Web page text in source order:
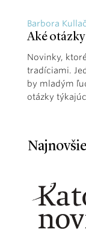
Barbora
Aké
Novinky,
tradíciami.
by mladým
otázky